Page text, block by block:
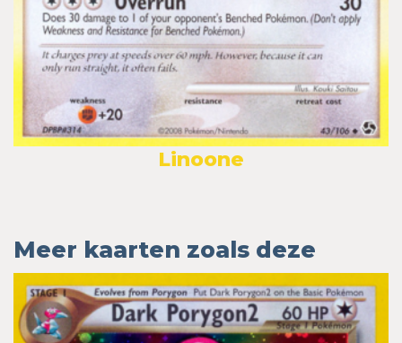
Linoone
Meer kaarten zoals deze